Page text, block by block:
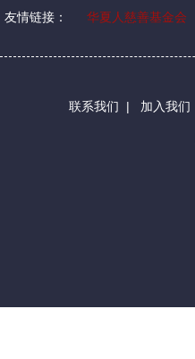
友情链接： 华夏人慈善基金会
联系我们 | 加入我们